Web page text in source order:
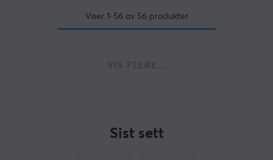
Viser 1-56 av 56 produkter
Sist sett